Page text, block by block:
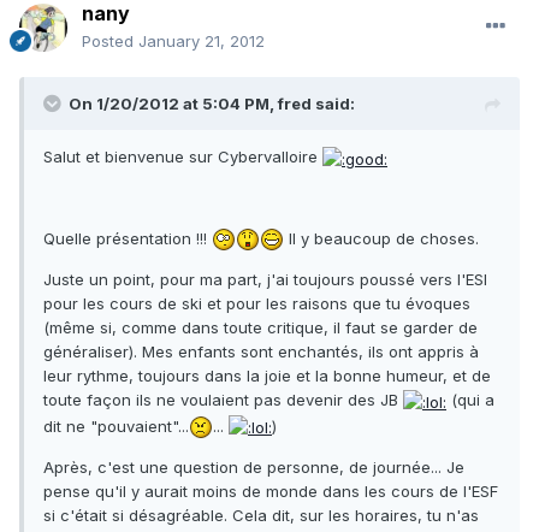
nany
Posted January 21, 2012
On 1/20/2012 at 5:04 PM, fred said:
Salut et bienvenue sur Cybervalloire
Quelle présentation !!! Il y beaucoup de choses.
Juste un point, pour ma part, j'ai toujours poussé vers l'ESI
pour les cours de ski et pour les raisons que tu évoques
(même si, comme dans toute critique, il faut se garder de
généraliser). Mes enfants sont enchantés, ils ont appris à
leur rythme, toujours dans la joie et la bonne humeur, et de
toute façon ils ne voulaient pas devenir des JB
(qui a
dit ne "pouvaient"...
... )
Après, c'est une question de personne, de journée... Je
pense qu'il y aurait moins de monde dans les cours de l'ESF
si c'était si désagréable. Cela dit, sur les horaires, tu n'as